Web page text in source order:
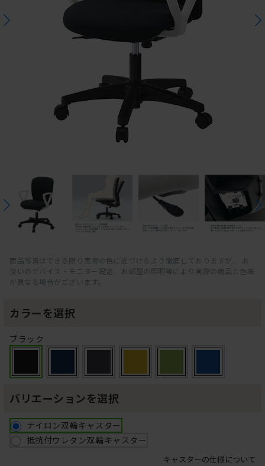
商品写真はできる限り実物の色に近づけるよう徹底しておりますが、 お
使いのデバイス・モニター設定、お部屋の照明等により実際の商品と色味
が異なる場合がございます。
カラーを選択
ブラック
バリエーションを選択
ナイロン双輪キャスター
抵抗付ウレタン双輪キャスター
キャスターの仕様について